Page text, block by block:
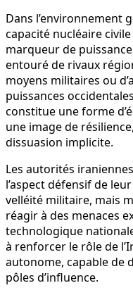
Dans l’environnement
capacité nucléaire
marqueur de
entouré de rivaux
moyens militaires ou
puissances
constitue une forme
une image de
dissuasion implicite.
Les autorités
l’aspect défensif de
velléité militaire, mais
réagir à des menaces
technologique
à renforcer le rôle de
autonome, capable de
pôles d’influence.